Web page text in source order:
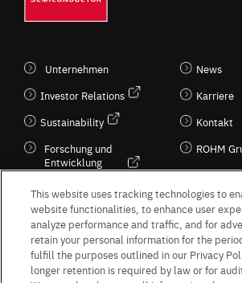
Unternehmen
Investor Relations
Sustainability
Forschung und
Entwicklung
Kultur / Wirtschaft
News
Karriere
Kontakt
ROHM
Follow Us
This website uses tracking technologies to
website functionalities, to enhance user
analyze performance and traffic, and for
retain your personal information for the
fulfill the purposes outlined in our Privacy
longer retention is required by law or for